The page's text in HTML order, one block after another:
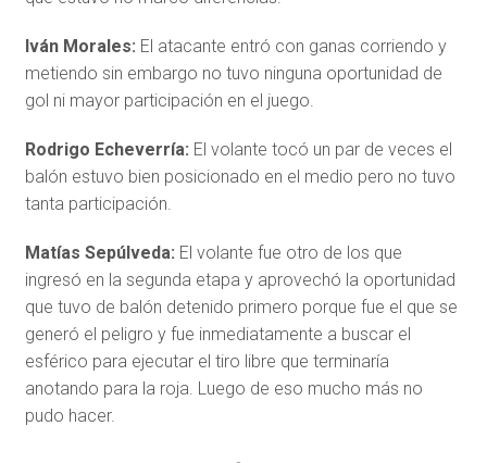
Iván Morales: El atacante entró con ganas corriendo y
metiendo sin embargo no tuvo ninguna oportunidad de
gol ni mayor participación en el juego.
Rodrigo Echeverría: El volante tocó un par de veces el
balón estuvo bien posicionado en el medio pero no tuvo
tanta participación.
Matías Sepúlveda: El volante fue otro de los que
ingresó en la segunda etapa y aprovechó la oportunidad
que tuvo de balón detenido primero porque fue el que se
generó el peligro y fue inmediatamente a buscar el
esférico para ejecutar el tiro libre que terminaría
anotando para la roja. Luego de eso mucho más no
pudo hacer.